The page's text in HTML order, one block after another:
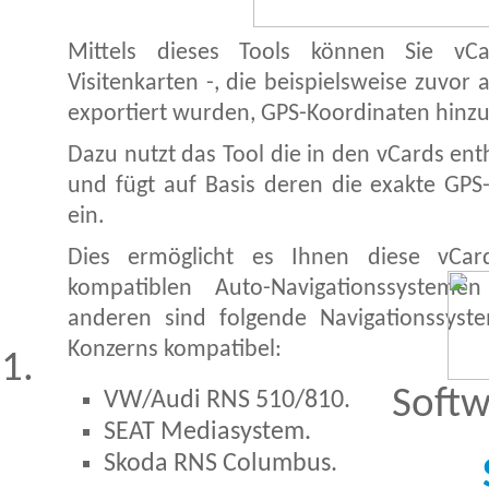
Mittels dieses Tools können Sie
Visitenkarten -, die beispielsweise zuvor
exportiert wurden, GPS-Koordinaten
Dazu nutzt das Tool die in den vCards
und fügt auf Basis deren die exakte
ein.
Dies ermöglicht es Ihnen diese
kompatiblen Auto-
anderen sind folgende
Konzerns kompatibel:
VW/Audi RNS 510/810.
SEAT Mediasystem.
Skoda RNS Columbus.